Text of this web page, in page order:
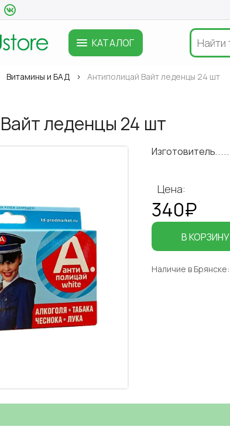
КАТАЛОГ
Витамины и БАД Антиполицай Вайт леденцы 24 шт
леденцы 24 шт
Изготовитель
Цена:
340₽
В КОРЗИНУ
Наличие в Брянске: